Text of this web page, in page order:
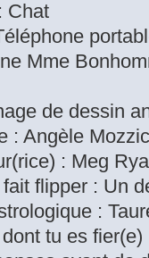
Chat
Mme
de dessin
: Angèle
: Meg
flipper : Un
:
tu es